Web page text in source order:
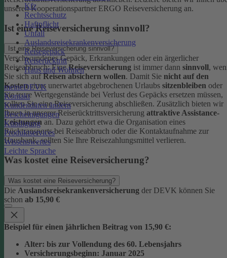
Kfz
Rechtsschutz
Haftpflicht
Unfall
Auslandsreisekrankenversicherung
Reisegepäck
Reiserücktritt
Haus und Wohnen
meineDEVK
Kontakt
Kundendaten ändern
Bescheinigungen
Kündigung
Produktservices
Wissenswertes
Leichte Sprache
unseren Kooperationspartner ERGO Reiseversicherung an.
Ist eine Reiseversicherung sinnvoll?
Ist eine Reiseversicherung sinnvoll?
Verschwundenes Gepäck, Erkrankungen oder ein ärgerlicher
Reiseabbruch: EineReiseversicherung ist immer dann sinnvoll,
Sie sich aufReisen absichern wollen. Damit Sie nicht auf den
Kosteneines unerwartet abgebrochenen Urlaubs sitzenbleiben oder
Sie teure Wertgegenstände bei Verlust des Gepäcks ersetzen müssen,
sollten Sie eine Reiseversicherung abschließen. Zusätzlich bieten wir
Ihnen in unserer Reiserücktrittsversicherung attraktive Assistance-
Leistungen an. Dazu gehört etwa die Organisation eines
Rücktransports bei Reiseabbruch oder die Kontaktaufnahme zur
Hausbank, sollten Sie Ihre Reisezahlungsmittel verlieren.
Was kostet eine Reiseversicherung?
Was kostet eine Reiseversicherung?
Die Auslandsreisekrankenversicherung der DEVK können Sie
schon ab 15,90 €
Beispiel für einen jährlichen Beitrag von 15,90 €:
Alter: bis zur Vollendung des 60. Lebensjahrs
Versicherungsbeginn: Januar 2025